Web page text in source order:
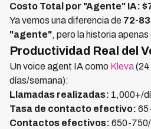
Costo Total por "Agente" IA:
Ya vemos una diferencia de 72-
"agente", pero la historia
Productividad Real del
Un voice agent IA como Kleva(24
días/semana):
Llamadas realizadas: 1,000+/
Tasa de contacto efectivo:
Contactos efectivos: 650-